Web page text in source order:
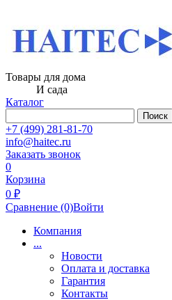
Товары для дома
И сада
Каталог
Поиск
+7 (499) 281-81-70
info@haitec.ru
Заказать звонок
0
Корзина
0 ₽
Сравнение (0)Войти
Компания
...
Новости
Оплата и доставка
Гарантия
Контакты